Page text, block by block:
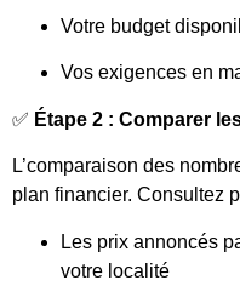
Votre budget
Vos exigences en
✅ Étape 2 : Comparer
L’comparaison des
plan financier. Consultez
Les prix annoncés
votre localité